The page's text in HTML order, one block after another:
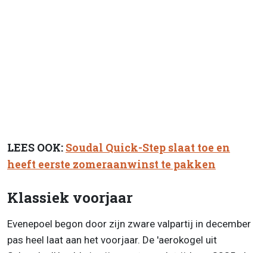
LEES OOK: Soudal Quick-Step slaat toe en
heeft eerste zomeraanwinst te pakken
Klassiek voorjaar
Evenepoel begon door zijn zware valpartij in december
pas heel laat aan het voorjaar. De 'aerokogel uit